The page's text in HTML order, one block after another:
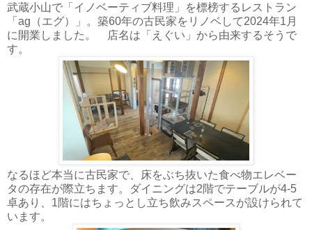
武蔵小山で「イノベーティブ料理」を標榜するレストラン
「ag（エグ）」。築60年の古民家をリノベして2024年1月
に開業しました。 店名は「えぐい」から由来するそうで
す。
なるほど本当に古民家で、床をぶち抜いた食べ物エレベー
タの存在が際立ちます。ダイニングは2階でテーブルが4-5
卓あり、1階にはちょっとし立ち飲みスペースが設けられて
います。